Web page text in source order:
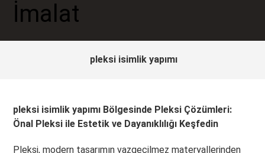
pleksi isimlik yapımı
pleksi isimlik yapımı Bölgesinde Pleksi Çözümleri:
Önal Pleksi ile Estetik ve Dayanıklılığı Keşfedin
Pleksi, modern tasarımın vazgeçilmez materyallerinden